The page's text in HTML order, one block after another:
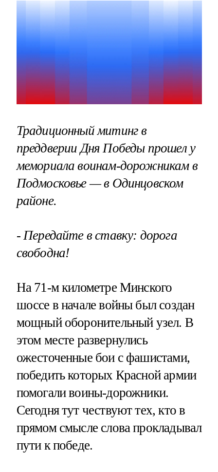
Традиционный митинг в
преддверии Дня Победы прошел у
мемориала воинам-дорожникам в
Подмосковье — в Одинцовском
районе.
- Передайте в ставку: дорога
свободна!
На 71-м километре Минского
шоссе в начале войны был создан
мощный оборонительный узел. В
этом месте развернулись
ожесточенные бои с фашистами,
победить которых Красной армии
помогали воины-дорожники.
Сегодня тут чествуют тех, кто в
прямом смысле слова прокладывал
пути к победе.